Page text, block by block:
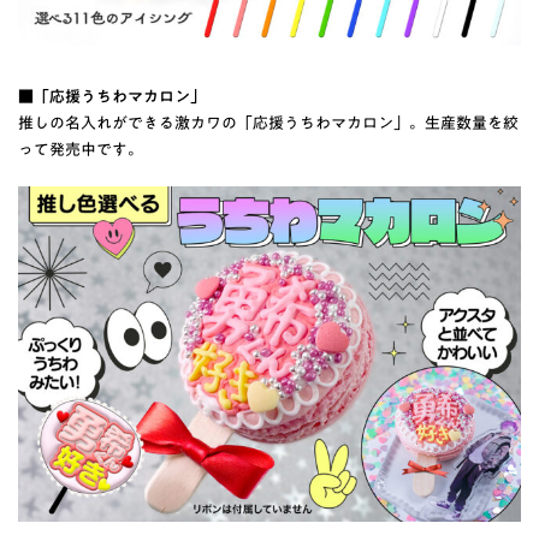
■「応援うちわマカロン」
推しの名入れができる激カワの「応援うちわマカロン」。生産数量を絞
って発売中です。